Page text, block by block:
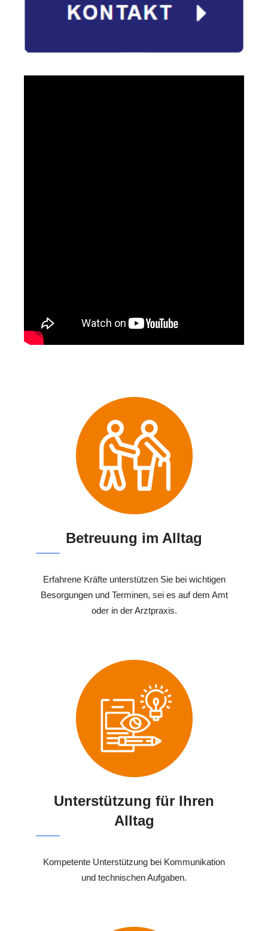
Betreuung im Alltag
Erfahrene Kräfte unterstützen Sie bei wichtigen
Besorgungen und Terminen, sei es auf dem Amt
oder in der Arztpraxis.
Unterstützung für Ihren
Alltag
Kompetente Unterstützung bei Kommunikation
und technischen Aufgaben.